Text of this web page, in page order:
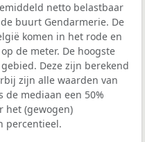
netto belastbaar
buurt Gendarmerie. De
komen in het rode en
de meter. De hoogste
Deze zijn berekend
zijn alle waarden van
de mediaan een 50%
het (gewogen)
percentieel.